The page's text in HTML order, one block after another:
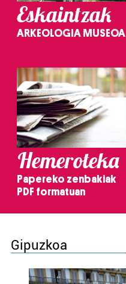
Eskaintzak
ARKEOLOGIA MUSEOA
Hemeroteka
Papereko zenbakiak
PDF formatuan
Gipuzkoa